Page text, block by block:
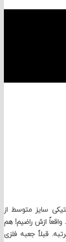
متوسط از
راضیم! هم
جعبه فلزی